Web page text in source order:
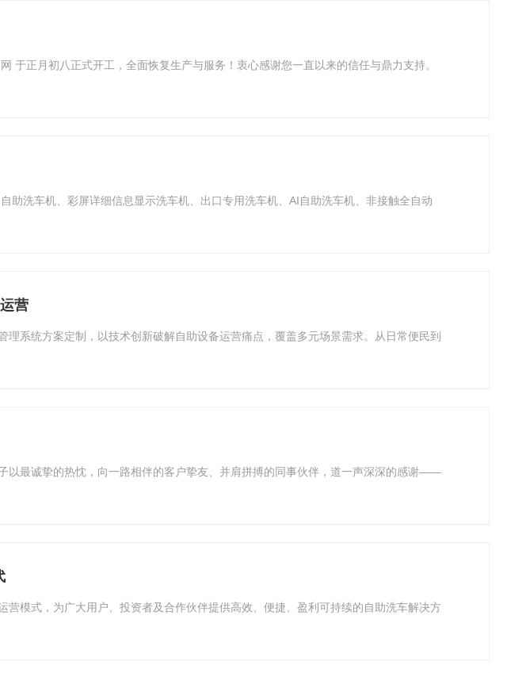
于正月初八正式开工，全面恢复生产与服务！衷心感谢您一直以来的信任与鼎力支持。
助洗车机、彩屏详细信息显示洗车机、出口专用洗车机、AI自助洗车机、非接触全自动
营
系统方案定制，以技术创新破解自助设备运营痛点，覆盖多元场景需求。从日常便民到
以最诚挚的热忱，向一路相伴的客户挚友、并肩拼搏的同事伙伴，道一声深深的感谢——
模式，为广大用户、投资者及合作伙伴提供高效、便捷、盈利可持续的自助洗车解决方